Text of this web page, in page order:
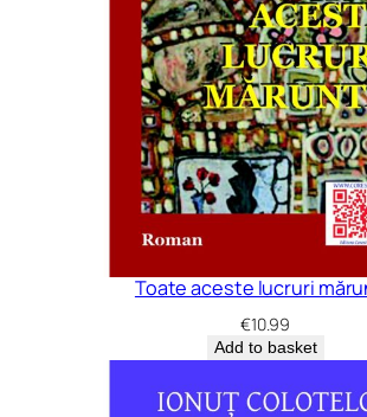
Toate aceste lucruri
€10.99
Add to basket